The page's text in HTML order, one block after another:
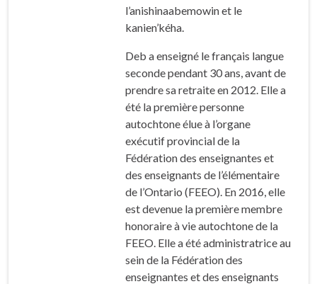
l’anishinaabemowin et le
kanien’kéha.
Deb a enseigné le français langue
seconde pendant 30 ans, avant de
prendre sa retraite en 2012. Elle a
été la première personne
autochtone élue à l’organe
exécutif provincial de la
Fédération des enseignantes et
des enseignants de l’élémentaire
de l’Ontario (FEEO). En 2016, elle
est devenue la première membre
honoraire à vie autochtone de la
FEEO. Elle a été administratrice au
sein de la Fédération des
enseignantes et des enseignants